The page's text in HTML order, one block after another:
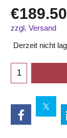
€189.50
zzgl. Versand
Derzeit nicht